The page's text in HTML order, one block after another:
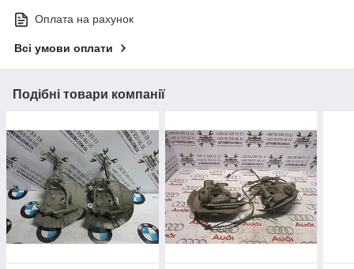
Оплата на рахунок
Всі умови оплати
Подібні товари компанії